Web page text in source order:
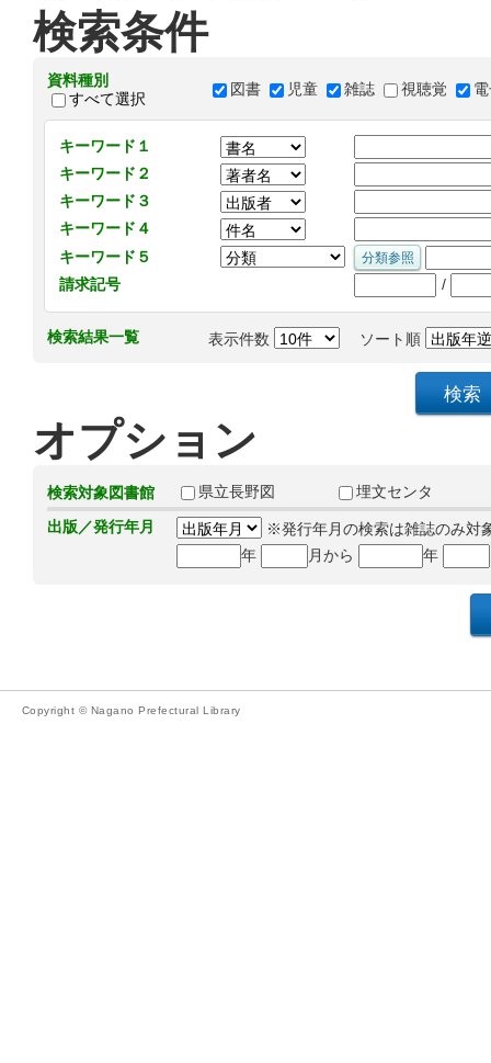
検索条件
資料種別
すべて選択
図書 児童 雑誌 視聴覚
キーワード１
キーワード２
キーワード３
キーワード４
キーワード５
請求記号
/
検索結果一覧 表示件数 ソート順
オプション
検索対象図書館 県立長野図
埋文センタ
出版／発行年月
※発行年月の検索は雑誌のみ対
年
月から 年
Copyright © Nagano Prefectural Library